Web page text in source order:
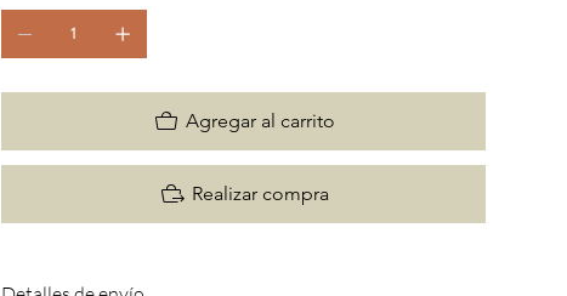
Agregar al carrito
Realizar compra